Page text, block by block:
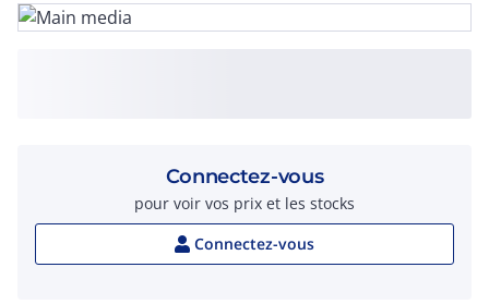
Connectez-vous
pour voir vos prix et les stocks
Connectez-vous